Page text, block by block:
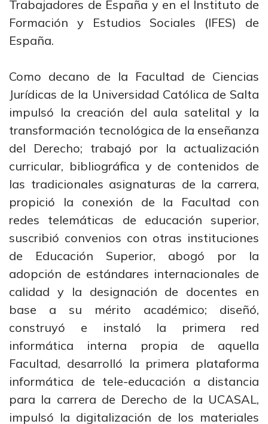
Trabajadores de España y en el Instituto de
Formación y Estudios Sociales (IFES) de
España.
Como decano de la Facultad de Ciencias
Jurídicas de la Universidad Católica de Salta
impulsó la creación del aula satelital y la
transformación tecnológica de la enseñanza
del Derecho; trabajó por la actualización
curricular, bibliográfica y de contenidos de
las tradicionales asignaturas de la carrera,
propició la conexión de la Facultad con
redes telemáticas de educación superior,
suscribió convenios con otras instituciones
de Educación Superior, abogó por la
adopción de estándares internacionales de
calidad y la designación de docentes en
base a su mérito académico; diseñó,
construyó e instaló la primera red
informática interna propia de aquella
Facultad, desarrolló la primera plataforma
informática de tele-educación a distancia
para la carrera de Derecho de la UCASAL,
impulsó la digitalización de los materiales